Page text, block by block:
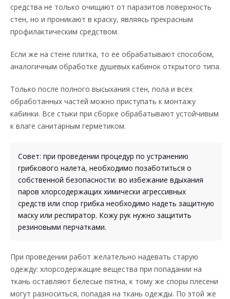
средства не только очищают от паразитов поверхность
стен, но и проникают в краску, являясь прекрасным
профилактическим средством.
Если же на стене плитка, то ее обрабатывают способом,
аналогичным обработке душевых кабинок открытого типа.
Только после полного высыхания стен, пола и всех
обработанных частей можно приступать к монтажу
кабинки. Все стыки при сборке обрабатывают устойчивым
к влаге санитарным герметиком.
Совет: при проведении процедур по устранению
грибкового налета, необходимо позаботиться о
собственной безопасности: во избежание вдыхания
паров хлорсодержащих химически агрессивных
средств или спор грибка необходимо надеть защитную
маску или респиратор. Кожу рук нужно защитить
резиновыми перчатками.
При проведении работ желательно надевать старую
одежду: хлорсодержащие вещества при попадании на
ткань оставляют белесые пятна, к тому же споры плесени
могут разноситься, попадая на ткань одежды. По этой же